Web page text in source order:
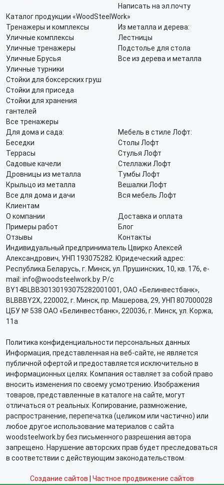
Написать на эл.почту
Каталог продукции «WoodSteelWork»
Тренажеры и комплексы
Уличные комплексы
Уличные тренажеры
Уличные Брусья
Уличные турники
Стойки для боксерских груш
Стойки для приседа
Стойки для хранения
гантелей
Все тренажеры
Из металла и дерева:
Лестницы
Подстолье для стола
Все из дерева и металла
Для дома и сада:
Беседки
Террасы
Садовые качели
Дровницы из металла
Крыльцо из металла
Все для дома и дачи
Мебель в стиле Лофт:
Столы Лофт
Стулья Лофт
Стеллажи Лофт
Тумбы Лофт
Вешалки Лофт
Вся мебель Лофт
Клиентам
О компании
Доставка и оплата
Примеры работ
Блог
Отзывы
Контакты
Индивидуальный предприниматель Цвирко Алексей
Александрович, УНП 193075282. Юридеческий адрес:
Республика Беларусь, г. Минск, ул. Прушинских, 10, кв. 176, e-
mail: info@woodsteelwork.by. Р/с
BY14BLBB30130193075282001001, ОАО «Белинвестбанк»,
BLBBBY2X, 220002, г. Минск, пр. Машерова, 29, УНП 807000028
ЦБУ № 538 ОАО «Белинвестбанк», 220036, г. Минск, ул. Коржа,
11а
Политика конфиденциальности персональных данных
Информация, представленная на веб-сайте, не является
публичной офертой и предоставляется исключительно в
информационных целях. Компания оставляет за собой право
вносить изменения по своему усмотрению. Изображения
товаров, представленные в каталоге на сайте, могут
отличаться от реальных. Копирование, размножение,
распространение, перепечатка (целиком или частично) или
любое другое использование материалов с сайта
woodsteelwork.by без письменного разрешения автора
запрещено. Нарушение авторских прав будет преследоваться
в соответствии с действующим законодательством.
Создание сайтов Частное продвижение сайтов